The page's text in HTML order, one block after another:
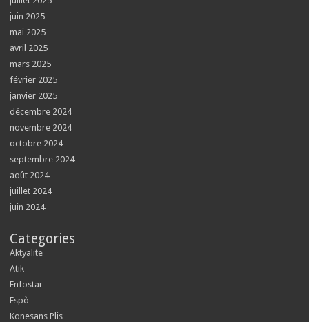
juin 2025
mai 2025
avril 2025
mars 2025
février 2025
janvier 2025
décembre 2024
novembre 2024
octobre 2024
septembre 2024
août 2024
juillet 2024
juin 2024
Categories
Aktyalite
Atik
Enfostar
Espò
Konesans Plis